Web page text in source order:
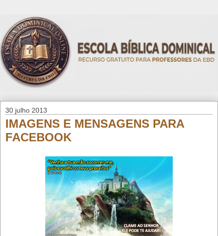
30 julho 2013
IMAGENS E MENSAGENS PARA
FACEBOOK